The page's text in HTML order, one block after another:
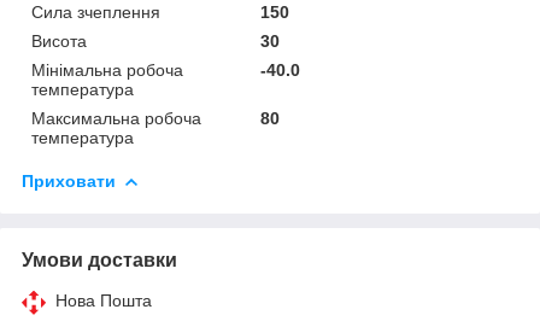
Сила зчеплення
150
Висота
30
Мінімальна робоча
температура
-40.0
Максимальна робоча
температура
80
Приховати
Умови доставки
Нова Пошта